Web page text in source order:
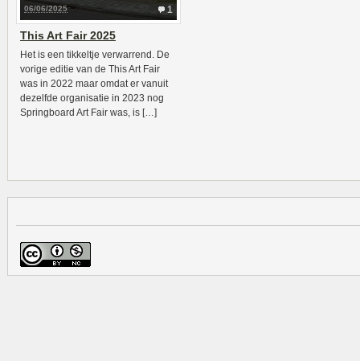
1
06/06/2025
This Art Fair 2025
Het is een tikkeltje verwarrend. De
vorige editie van de This Art Fair
was in 2022 maar omdat er vanuit
dezelfde organisatie in 2023 nog
Springboard Art Fair was, is […]